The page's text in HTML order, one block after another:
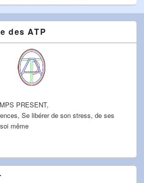
des ATP
PRESENT,
Se libérer de son stress, de ses
même
membre des ATP